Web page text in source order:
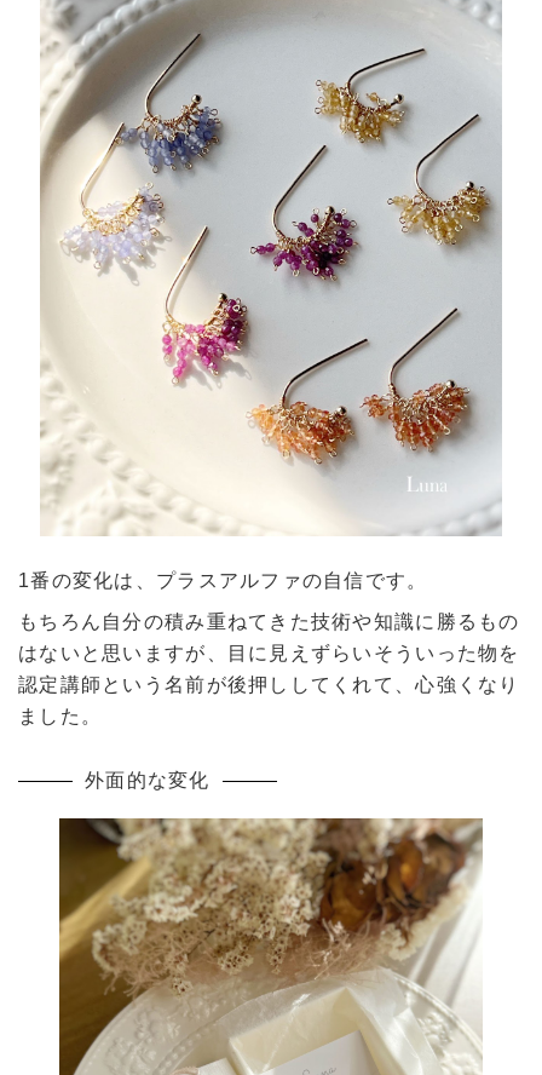
1番の変化は、プラスアルファの自信です。
もちろん自分の積み重ねてきた技術や知識に勝るもの
はないと思いますが、目に見えずらいそういった物を
認定講師という名前が後押ししてくれて、心強くなり
ました。
外面的な変化